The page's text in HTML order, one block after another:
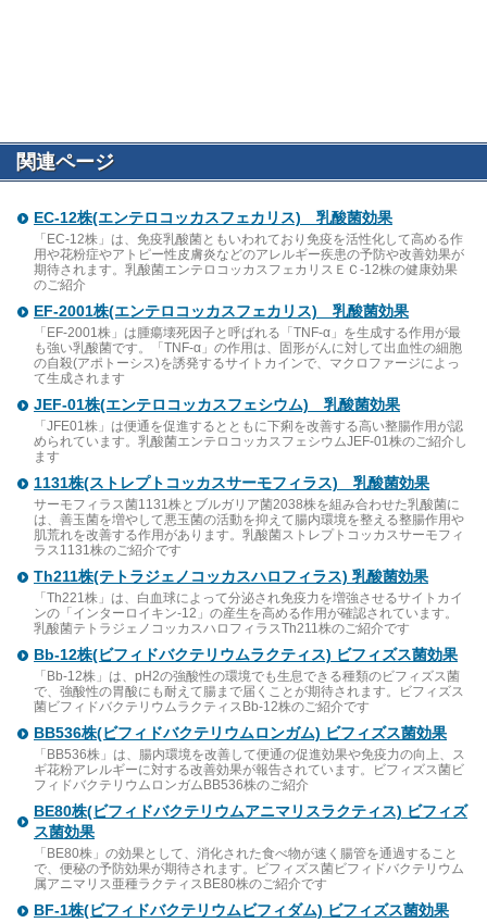
関連ページ
EC-12株(エンテロコッカスフェカリス) 乳酸菌効果
「EC-12株」は、免疫乳酸菌ともいわれており免疫を活性化して高める作
用や花粉症やアトピー性皮膚炎などのアレルギー疾患の予防や改善効果が
期待されます。乳酸菌エンテロコッカスフェカリスＥＣ-12株の健康効果
のご紹介
EF-2001株(エンテロコッカスフェカリス) 乳酸菌効果
「EF-2001株」は腫瘍壊死因子と呼ばれる「TNF-α」を生成する作用が最
も強い乳酸菌です。「TNF-α」の作用は、固形がんに対して出血性の細胞
の自殺(アポトーシス)を誘発するサイトカインで、マクロファージによっ
て生成されます
JEF-01株(エンテロコッカスフェシウム) 乳酸菌効果
「JFE01株」は便通を促進するとともに下痢を改善する高い整腸作用が認
められています。乳酸菌エンテロコッカスフェシウムJEF-01株のご紹介し
ます
1131株(ストレプトコッカスサーモフィラス) 乳酸菌効果
サーモフィラス菌1131株とブルガリア菌2038株を組み合わせた乳酸菌に
は、善玉菌を増やして悪玉菌の活動を抑えて腸内環境を整える整腸作用や
肌荒れを改善する作用があります。乳酸菌ストレプトコッカスサーモフィ
ラス1131株のご紹介です
Th211株(テトラジェノコッカスハロフィラス) 乳酸菌効果
「Th221株」は、白血球によって分泌され免疫力を増強させるサイトカイ
ンの「インターロイキン-12」の産生を高める作用が確認されています。
乳酸菌テトラジェノコッカスハロフィラスTh211株のご紹介です
Bb-12株(ビフィドバクテリウムラクティス) ビフィズス菌効果
「Bb-12株」は、pH2の強酸性の環境でも生息できる種類のビフィズス菌
で、強酸性の胃酸にも耐えて腸まで届くことが期待されます。ビフィズス
菌ビフィドバクテリウムラクティスBb-12株のご紹介です
BB536株(ビフィドバクテリウムロンガム) ビフィズス菌効果
「BB536株」は、腸内環境を改善して便通の促進効果や免疫力の向上、ス
ギ花粉アレルギーに対する改善効果が報告されています。ビフィズス菌ビ
フィドバクテリウムロンガムBB536株のご紹介
BE80株(ビフィドバクテリウムアニマリスラクティス) ビフィズ
ス菌効果
「BE80株」の効果として、消化された食べ物が速く腸管を通過すること
で、便秘の予防効果が期待されます。ビフィズス菌ビフィドバクテリウム
属アニマリス亜種ラクティスBE80株のご紹介です
BF-1株(ビフィドバクテリウムビフィダム) ビフィズス菌効果